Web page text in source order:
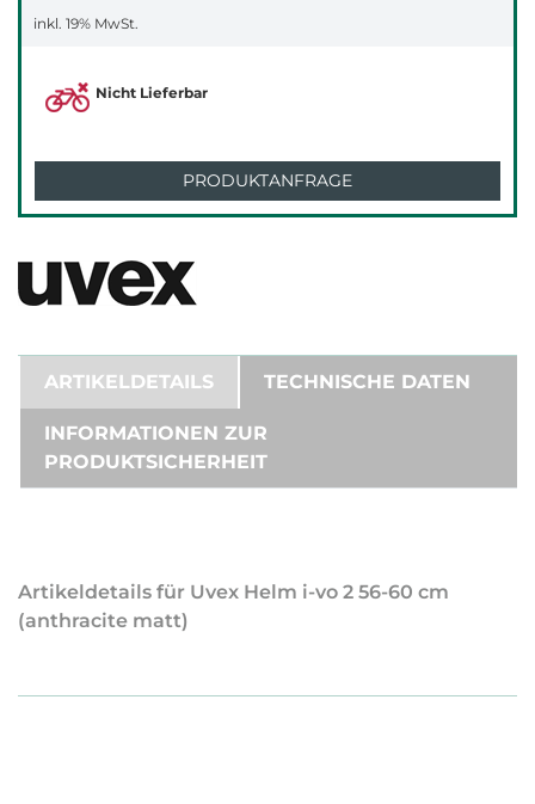
inkl. 19% MwSt.
Nicht Lieferbar
PRODUKTANFRAGE
ARTIKELDETAILS TECHNISCHE DATEN
INFORMATIONEN ZUR
PRODUKTSICHERHEIT
Artikeldetails für Uvex Helm i-vo 2 56-60 cm
(anthracite matt)